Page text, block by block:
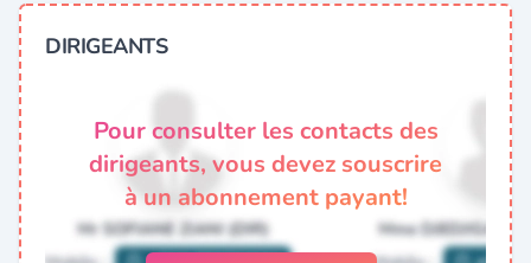
DIRIGEANTS
Pour consulter les contacts des
dirigeants, vous devez souscrire
à un abonnement payant!